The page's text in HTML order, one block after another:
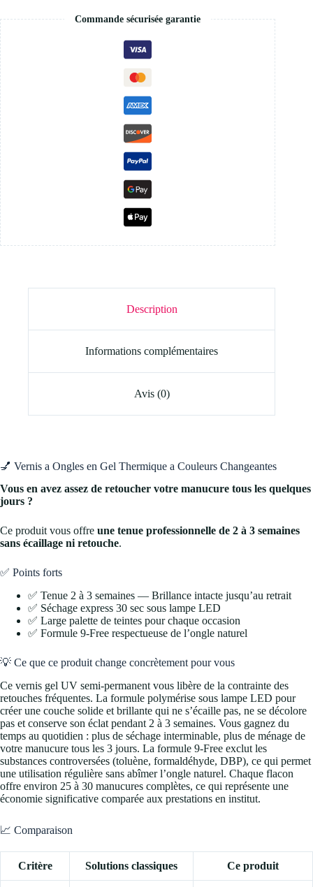
Commande sécurisée garantie
Description
Informations complémentaires
Avis (0)
💅 Vernis a Ongles en Gel Thermique a Couleurs Changeantes
Vous en avez assez de retoucher votre manucure tous les quelques
jours ?
Ce produit vous offre une tenue professionnelle de 2 à 3 semaines
sans écaillage ni retouche.
✅ Points forts
✅ Tenue 2 à 3 semaines — Brillance intacte jusqu’au retrait
✅ Séchage express 30 sec sous lampe LED
✅ Large palette de teintes pour chaque occasion
✅ Formule 9-Free respectueuse de l’ongle naturel
💡 Ce que ce produit change concrètement pour vous
Ce vernis gel UV semi-permanent vous libère de la contrainte des
retouches fréquentes. La formule polymérise sous lampe LED pour
créer une couche solide et brillante qui ne s’écaille pas, ne se décolore
pas et conserve son éclat pendant 2 à 3 semaines. Vous gagnez du
temps au quotidien : plus de séchage interminable, plus de ménage de
votre manucure tous les 3 jours. La formule 9-Free exclut les
substances controversées (toluène, formaldéhyde, DBP), ce qui permet
une utilisation régulière sans abîmer l’ongle naturel. Chaque flacon
offre environ 25 à 30 manucures complètes, ce qui représente une
économie significative comparée aux prestations en institut.
📈 Comparaison
Critère Solutions classiques Ce produit